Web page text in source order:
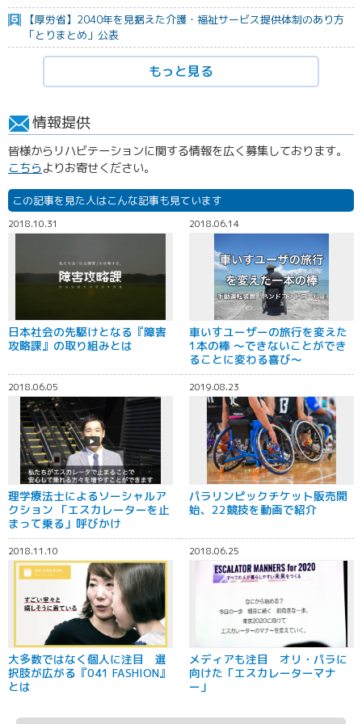
【厚労省】2040年を見据えた介護・福祉サービス提供体制のあり方
「とりまとめ」公表
もっと見る
情報提供
皆様からリハビテーションに関する情報を広く募集しております。
こちらよりお寄せください。
この記事を見た人はこんな記事も見ています
2018.10.31
日本社会の先駆けとなる『障害
攻略課』の取り組みとは
2018.06.14
車いすユーザーの旅行を変えた
1本の棒 ～できないことができ
ることに変わる喜び～
2018.06.05
理学療法士によるソーシャルア
クション 「エスカレーターを止
まって乗る」呼びかけ
2019.08.23
パラリンピックチケット販売開
始、22競技を動画で紹介
2018.11.10
大多数ではなく個人に注目 選
択肢が広がる『041 FASHION』
とは
2018.06.25
メディアも注目 オリ・パラに
向けた「エスカレーターマナ
ー」